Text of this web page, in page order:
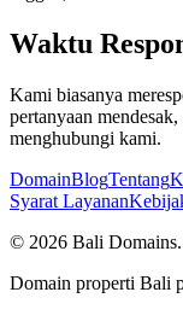
Waktu
Kami biasanya
pertanyaan
menghubungi kami.
DomainBlogTentang
Syarat Layanan
© 2026 Bali Domains.
Domain properti Bali